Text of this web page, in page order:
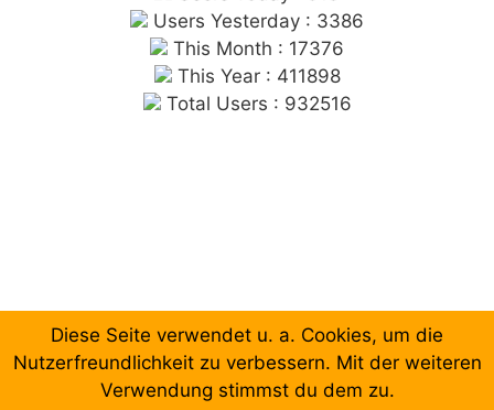
Users Yesterday : 3386
This Month : 17376
This Year : 411898
Total Users : 932516
Chronologische Aufzählung der Beiträge
Diese Seite verwendet u. a. Cookies, um die
Nutzerfreundlichkeit zu verbessern. Mit der weiteren
Verwendung stimmst du dem zu.